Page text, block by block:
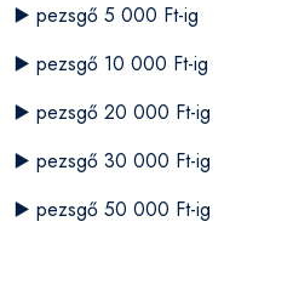
▶️ pezsgő 5 000 Ft-ig
▶️ pezsgő 10 000 Ft-ig
▶️ pezsgő 20 000 Ft-ig
▶️ pezsgő 30 000 Ft-ig
▶️ pezsgő 50 000 Ft-ig